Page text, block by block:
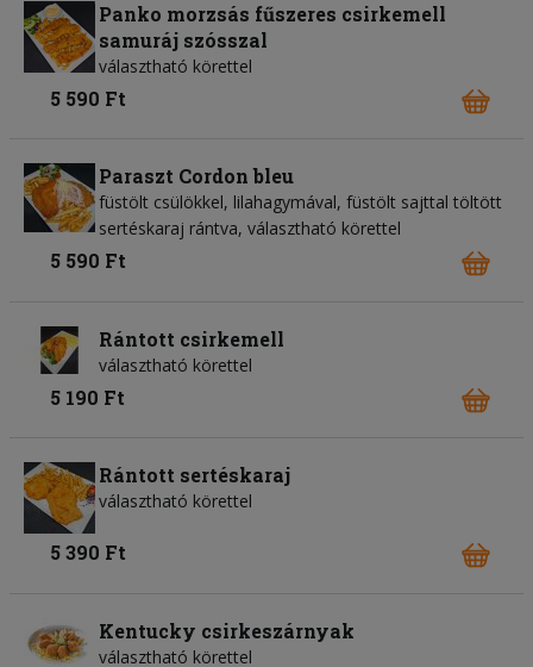
Panko morzsás fűszeres csirkemell
samuráj szósszal
választható körettel
5 590 Ft
Paraszt Cordon bleu
füstölt csülökkel, lilahagymával, füstölt sajttal töltött
sertéskaraj rántva, választható körettel
5 590 Ft
Rántott csirkemell
választható körettel
5 190 Ft
Rántott sertéskaraj
választható körettel
5 390 Ft
Kentucky csirkeszárnyak
választható körettel